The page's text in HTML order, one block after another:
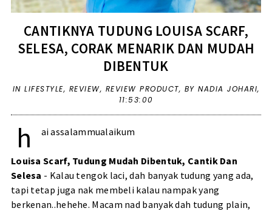
CANTIKNYA TUDUNG LOUISA SCARF,
SELESA, CORAK MENARIK DAN MUDAH
DIBENTUK
IN LIFESTYLE, REVIEW, REVIEW PRODUCT, BY NADIA JOHARI,
11:53:00
h ai assalammualaikum
Louisa Scarf, Tudung Mudah Dibentuk, Cantik Dan
Selesa - Kalau tengok laci, dah banyak tudung yang ada,
tapi tetap juga nak membeli kalau nampak yang
berkenan..hehehe. Macam nad banyak dah tudung plain,